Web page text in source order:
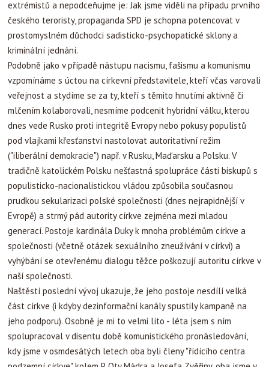
extrémistů a nepodceňujme je: Jak jsme viděli na případu prvního
českého teroristy, propaganda SPD je schopna potencovat v
prostomyslném důchodci sadisticko-psychopatické sklony a
kriminální jednání.
Podobně jako v případě nástupu nacismu, fašismu a komunismu
vzpomínáme s úctou na církevní představitele, kteří včas varovali
veřejnost a stydíme se za ty, kteří s těmito hnutími aktivně či
mlčením kolaborovali, nesmíme podcenit hybridní válku, kterou
dnes vede Rusko proti integritě Evropy nebo pokusy populistů
pod vlajkami křesťanství nastolovat autoritativní režim
("iliberální demokracie") např. v Rusku, Maďarsku a Polsku. V
tradičně katolickém Polsku nešťastná spolupráce části biskupů s
populisticko-nacionalistickou vládou způsobila současnou
prudkou sekularizaci polské společnosti (dnes nejrapidnější v
Evropě) a strmý pád autority církve zejména mezi mladou
generací. Postoje kardinála Duky k mnoha problémům církve a
společnosti (včetně otázek sexuálního zneužívání v církvi) a
vyhýbání se otevřenému dialogu těžce poškozují autoritu církve v
naší společnosti.
Naštěstí poslední vývoj ukazuje, že jeho postoje nesdílí velká
část církve (i kdyby dezinformační kanály spustily kampaně na
jeho podporu). Osobně je mi to velmi líto - léta jsem s ním
spolupracoval v disentu době komunistického pronásledování,
kdy jsme v osmdesátých letech oba byli členy "řídícího centra